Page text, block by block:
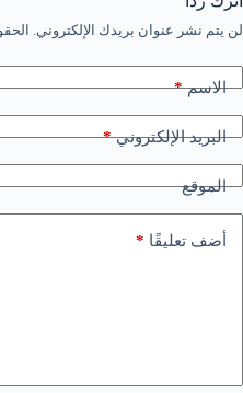
لن يتم نشر عنوان بريدك الإلكتروني.
الاسم*
البريد الإلكتروني*
الموقع
أضف تعليقًا *